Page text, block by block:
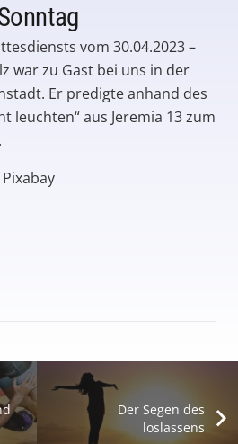
vom 30.04.2023 –
war zu Gast bei uns in der
Er predigte anhand des
leuchten“ aus Jeremia 13 zum
Der Segen des
loslassens